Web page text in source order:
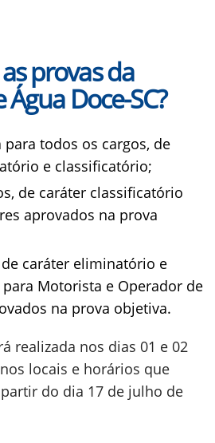
provas da
Doce-SC?
para todos os cargos, de
e classificatório;
de caráter classificatório
aprovados na prova
caráter eliminatório e
Motorista e Operador de
na prova objetiva.
realizada nos dias 01 e 02
locais e horários que
do dia 17 de julho de